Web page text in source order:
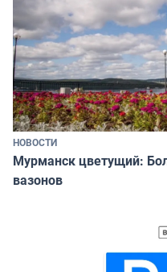
НОВОСТИ
Мурманск цветущий:
вазонов